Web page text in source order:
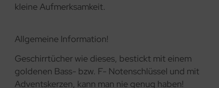
kleine Aufmerksamkeit.
Allgemeine Information!
Geschirrtücher wie dieses, bestickt mit einem
goldenen Bass- bzw. F- Notenschlüssel und mit
Adventskerzen, kann man nie genug haben!